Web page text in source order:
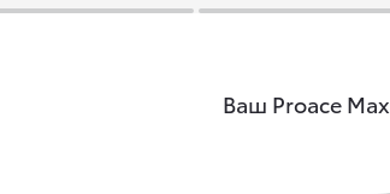
Ваш Proace Max